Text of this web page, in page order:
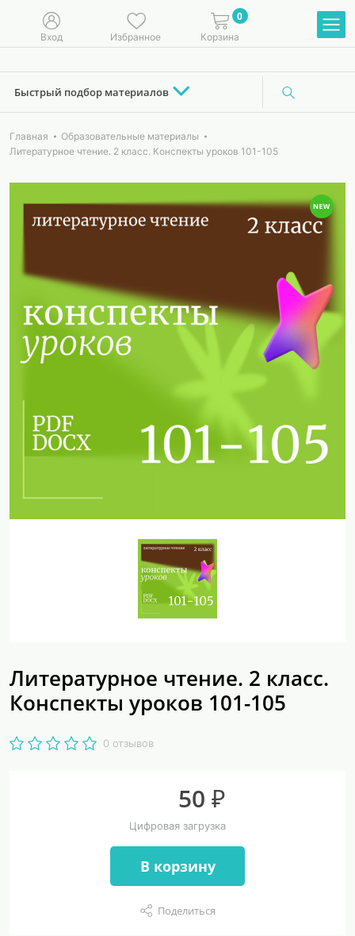
Вход Избранное
0
Корзина
Быстрый подбор материалов
Главная
Образовательные материалы
Литературное чтение. 2 класс. Конспекты уроков 101-105
Литературное чтение. 2 класс.
Конспекты уроков 101-105
0 отзывов
50 ₽
Цифровая загрузка
В корзину
Поделиться